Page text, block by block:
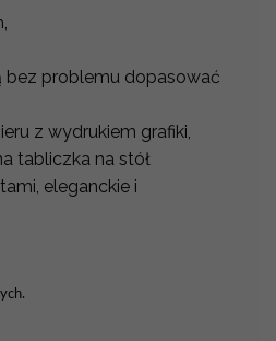
bez problemu dopasować
z wydrukiem grafiki,
tabliczka na stół
eleganckie i